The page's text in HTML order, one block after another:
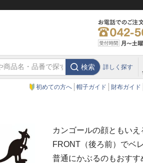
検索 詳しく探す
初めての方へ 帽子ガイド 財布ガイド
カンゴールの顔ともい
FRONT（後ろ前）でベ
普通にかぶるのもおす